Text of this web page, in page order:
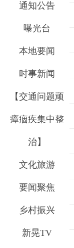
通知公告
曝光台
本地要闻
时事新闻
【交通问题顽
瘴痼疾集中整
治】
文化旅游
要闻聚焦
乡村振兴
新晃TV